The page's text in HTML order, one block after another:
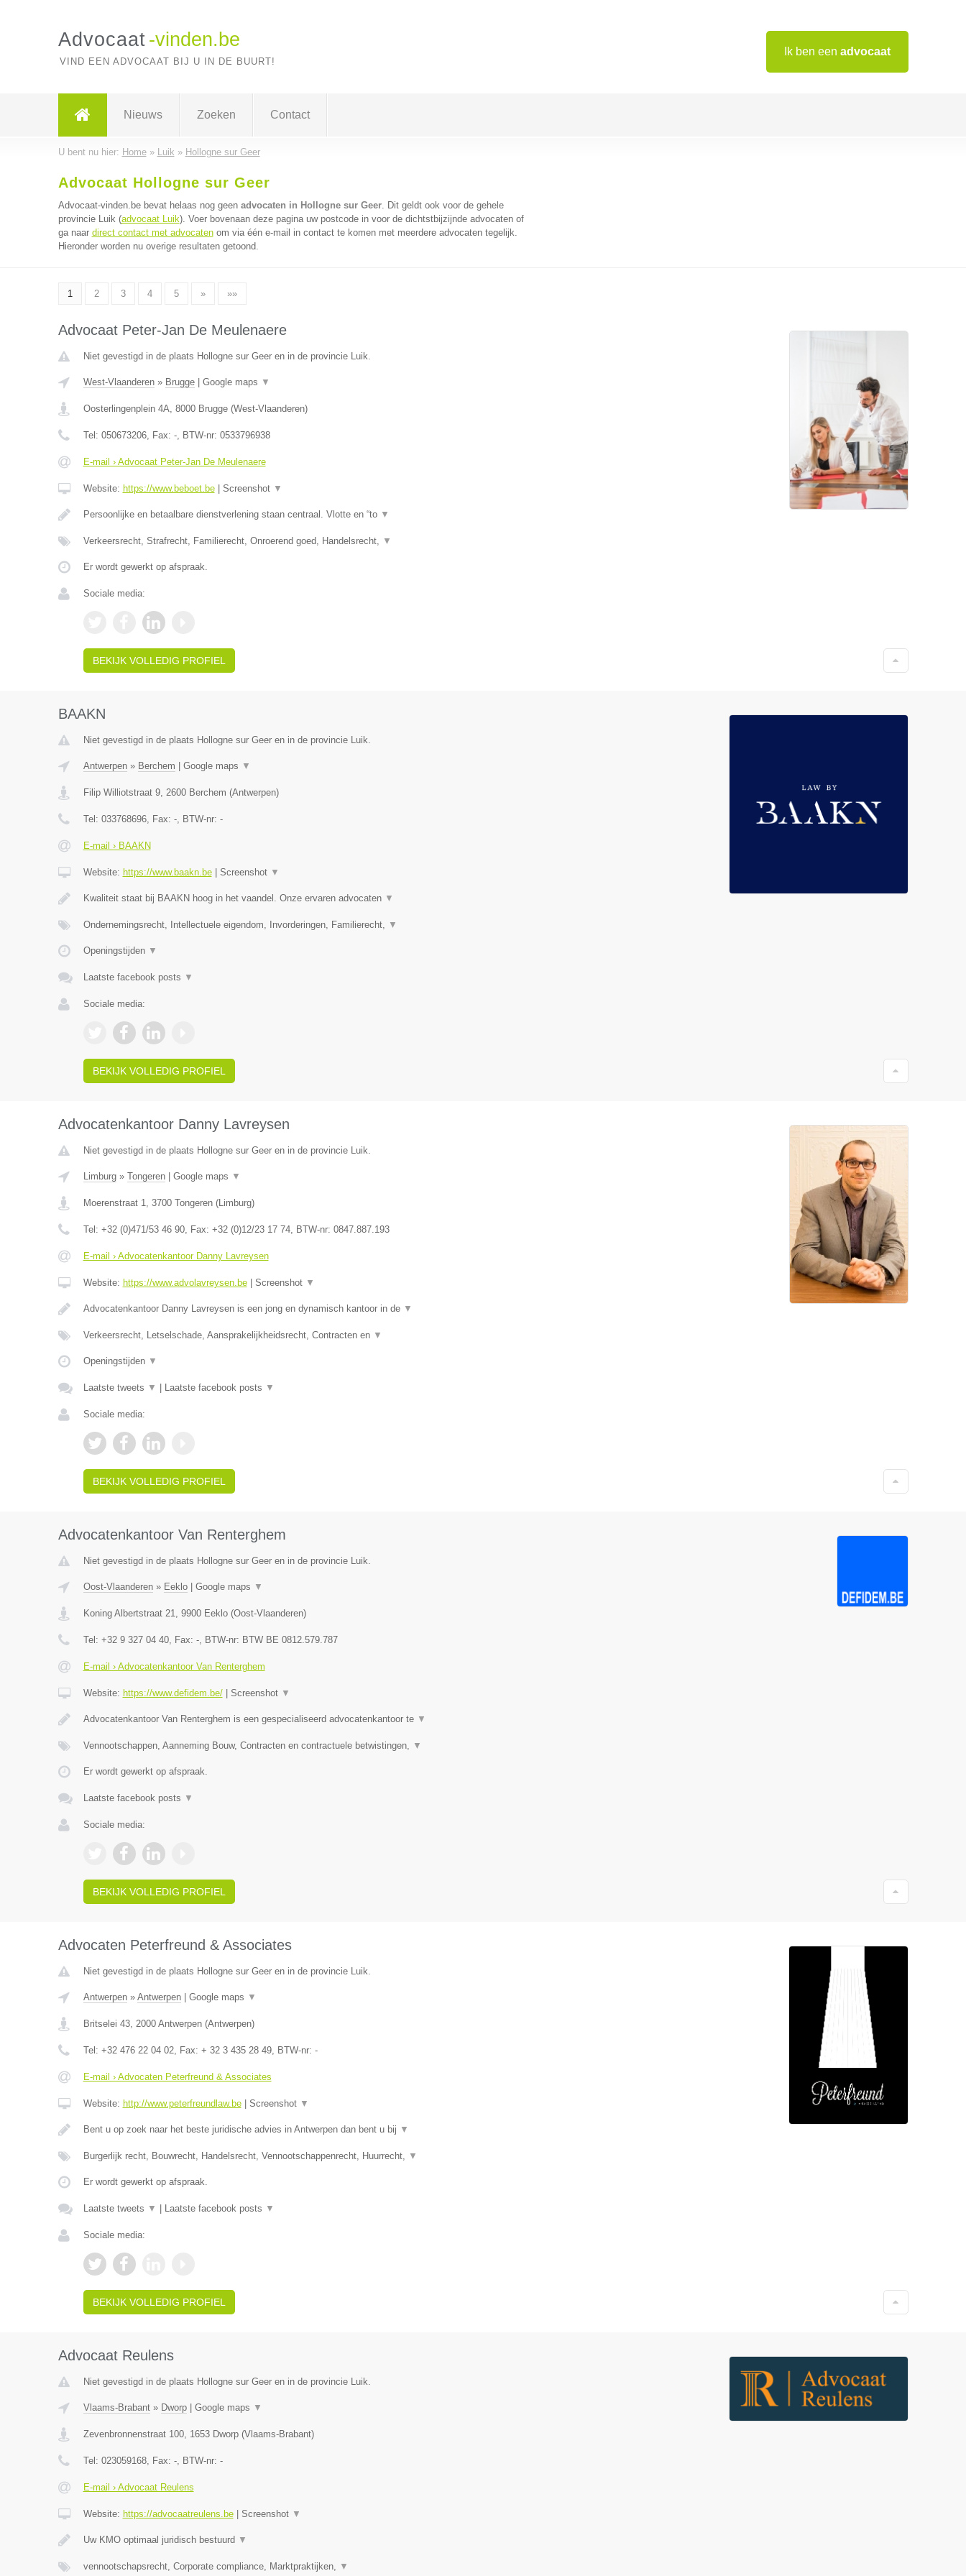
Ik ben een advocaat
Advocaat -vinden.be
VIND EEN ADVOCAAT BIJ U IN DE BUURT!
Nieuws Zoeken Contact
U bent nu hier: Home» Luik » Hollogne sur Geer
Advocaat Hollogne sur Geer
Advocaat-vinden.be bevat helaas nog geen advocaten in Hollogne sur Geer. Dit geldt ook voor de gehele
provincie Luik (advocaat Luik). Voer bovenaan deze pagina uw postcode in voor de dichtstbijzijnde advocaten of
ga naar direct contact met advocatenom via één e-mail in contact te komen met meerdere advocaten tegelijk.
Hieronder worden nu overige resultaten getoond.
1 2 3 4 5 » »»
Advocaat Peter-Jan De Meulenaere
Niet gevestigd in de plaats Hollogne sur Geer en in de provincie Luik.
West-Vlaanderen» Brugge| Google maps ▼
Oosterlingenplein 4A, 8000 Brugge(West-Vlaanderen)
Tel: 050673206, Fax: -, BTW-nr: 0533796938
E-mail › Advocaat Peter-Jan De Meulenaere
Website: https://www.beboet.be| Screenshot ▼
Persoonlijke en betaalbare dienstverlening staan centraal. Vlotte en “to ▼
Verkeersrecht, Strafrecht, Familierecht, Onroerend goed, Handelsrecht, ▼
Er wordt gewerkt op afspraak.
Sociale media:
BEKIJK VOLLEDIG PROFIEL
BAAKN
Niet gevestigd in de plaats Hollogne sur Geer en in de provincie Luik.
Antwerpen» Berchem Google maps ▼
Filip Williotstraat 9, 2600 Berchem (Antwerpen)
Tel: 033768696, Fax: -, BTW-nr: -
E-mail › BAAKN
Website: https://www.baakn.be| Screenshot ▼
Kwaliteit staat bij BAAKN hoog in het vaandel. Onze ervaren advocaten ▼
Ondernemingsrecht, Intellectuele eigendom, Invorderingen, Familierecht, ▼
Openingstijden ▼
Laatste facebook posts ▼
Sociale media:
BEKIJK VOLLEDIG PROFIEL
Advocatenkantoor Danny Lavreysen
Niet gevestigd in de plaats Hollogne sur Geer en in de provincie Luik.
Limburg» Tongeren| Google maps ▼
Moerenstraat 1, 3700 Tongeren(Limburg)
Tel: +32 (0)471/53 46 90, Fax: +32 (0)12/23 17 74, BTW-nr: 0847.887.193
E-mail › Advocatenkantoor Danny Lavreysen
Website: https://www.advolavreysen.be| Screenshot ▼
Advocatenkantoor Danny Lavreysen is een jong en dynamisch kantoor in de ▼
Verkeersrecht, Letselschade, Aansprakelijkheidsrecht, Contracten en ▼
Openingstijden ▼
Laatste tweets ▼ Laatste facebook posts ▼
Sociale media:
BEKIJK VOLLEDIG PROFIEL
Advocatenkantoor Van Renterghem
Niet gevestigd in de plaats Hollogne sur Geer en in de provincie Luik.
Oost-Vlaanderen» Eeklo| Google maps ▼
Koning Albertstraat 21, 9900 Eeklo(Oost-Vlaanderen)
Tel: +32 9 327 04 40, Fax: -, BTW-nr: BTW BE 0812.579.787
E-mail › Advocatenkantoor Van Renterghem
Website: https://www.defidem.be/| Screenshot ▼
Advocatenkantoor Van Renterghem is een gespecialiseerd advocatenkantoor te ▼
Vennootschappen, Aanneming Bouw, Contracten en contractuele betwistingen, ▼
Er wordt gewerkt op afspraak.
Laatste facebook posts ▼
Sociale media:
BEKIJK VOLLEDIG PROFIEL
Advocaten Peterfreund & Associates
Niet gevestigd in de plaats Hollogne sur Geer en in de provincie Luik.
Antwerpen» Antwerpen| Google maps ▼
Britselei 43, 2000 Antwerpen(Antwerpen)
Tel: +32 476 22 04 02, Fax: + 32 3 435 28 49, BTW-nr: -
E-mail › Advocaten Peterfreund & Associates
Website: http://www.peterfreundlaw.be| Screenshot ▼
Bent u op zoek naar het beste juridische advies in Antwerpen dan bent u bij ▼
Burgerlijk recht, Bouwrecht, Handelsrecht, Vennootschappenrecht, Huurrecht, ▼
Er wordt gewerkt op afspraak.
Laatste tweets ▼ Laatste facebook posts ▼
Sociale media:
BEKIJK VOLLEDIG PROFIEL
Advocaat Reulens
Niet gevestigd in de plaats Hollogne sur Geer en in de provincie Luik.
Vlaams-Brabant» Dworp| Google maps ▼
Zevenbronnenstraat 100, 1653 Dworp(Vlaams-Brabant)
Tel: 023059168, Fax: -, BTW-nr: -
E-mail › Advocaat Reulens
Website: https://advocaatreulens.be| Screenshot ▼
Uw KMO optimaal juridisch bestuurd ▼
vennootschapsrecht, Corporate compliance, Marktpraktijken, ▼